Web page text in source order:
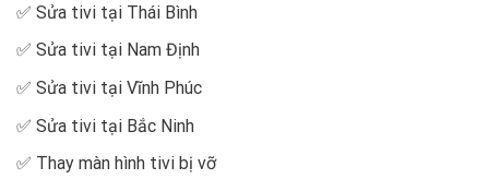
✅ Sửa tivi tại Thái Bình
✅ Sửa tivi tại Nam Định
✅ Sửa tivi tại Vĩnh Phúc
✅ Sửa tivi tại Bắc Ninh
✅ Thay màn hình tivi bị vỡ